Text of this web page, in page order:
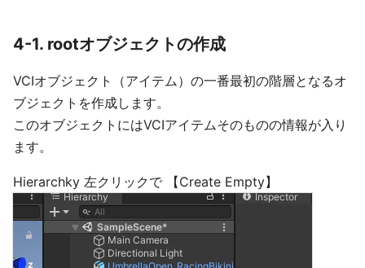
4-1. rootオブジェクトの作成
VCIオブジェクト（アイテム）の一番最初の階層となるオ
ブジェクトを作成します。
このオブジェクトにはVCIアイテムそのものの情報が入り
ます。
Hierarchky 左クリックで 【Create Empty】